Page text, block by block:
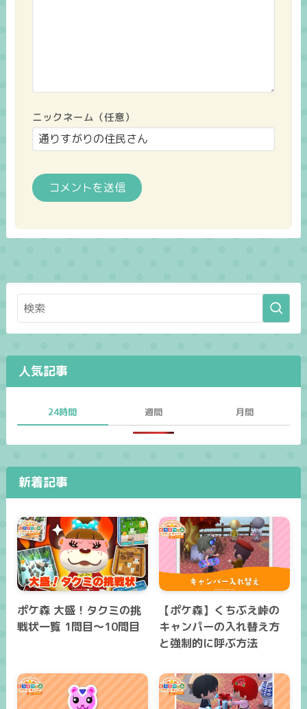
ニックネーム（任意）
人気記事
24時間 週間 月間
新着記事
ポケ森 大盛！タクミの挑
戦状一覧 1問目～10問目
【ポケ森】くちぶえ峠の
キャンパーの入れ替え方
と強制的に呼ぶ方法